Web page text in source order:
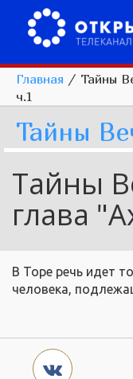
Главная / Тайны
ч.1
Тайны
Тайны
глава
В Торе речь идет
человека,